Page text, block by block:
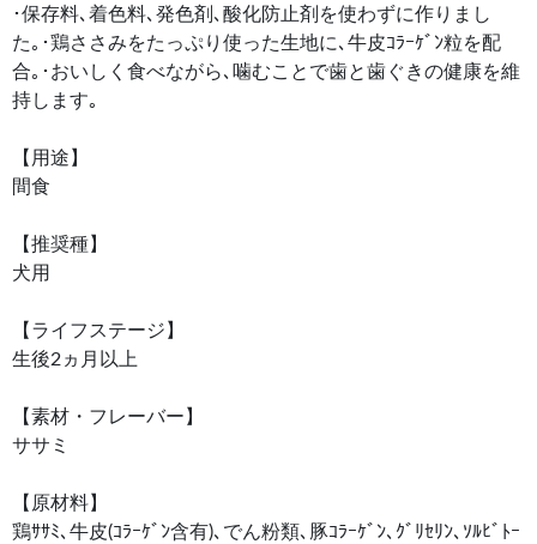
･保存料､着色料､発色剤､酸化防止剤を使わずに作りまし
た｡･鶏ささみをたっぷり使った生地に､牛皮ｺﾗｰｹﾞﾝ粒を配
合｡･おいしく食べながら､噛むことで歯と歯ぐきの健康を維
持します｡
【用途】
間食
【推奨種】
犬用
【ライフステージ】
生後2ヵ月以上
【素材・フレーバー】
ササミ
【原材料】
鶏ｻｻﾐ､牛皮(ｺﾗｰｹﾞﾝ含有)､でん粉類､豚ｺﾗｰｹﾞﾝ､ｸﾞﾘｾﾘﾝ､ｿﾙﾋﾞﾄｰ